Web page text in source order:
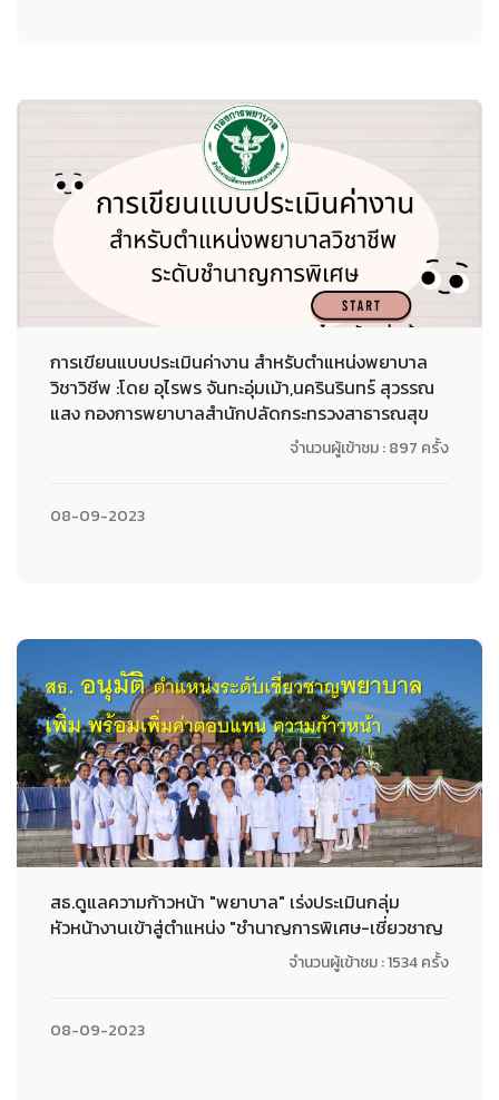
การเขียนแบบประเมินค่างาน สำหรับตำแหน่งพยาบาล
วิชาวิชีพ :โดย อุไรพร จันทะอุ่มเม้า,นครินรินทร์ สุวรรณ
แสง กองการพยาบาลสำนักปลัดกระทรวงสาธารณสุข
จำนวนผู้เข้าชม : 897 ครั้ง
08-09-2023
สธ.ดูแลความก้าวหน้า "พยาบาล" เร่งประเมินกลุ่ม
หัวหน้างานเข้าสู่ตำแหน่ง "ชำนาญการพิเศษ-เชี่ยวชาญ
จำนวนผู้เข้าชม : 1534 ครั้ง
08-09-2023